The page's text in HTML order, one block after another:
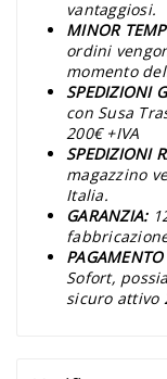
vantaggiosi.
MINOR
ordini
momento
SPEDIZIONI
con Susa
200€ +IVA
SPEDIZIONI
magazzino
Italia.
GARANZIA:
Sofort,
sicuro attivo